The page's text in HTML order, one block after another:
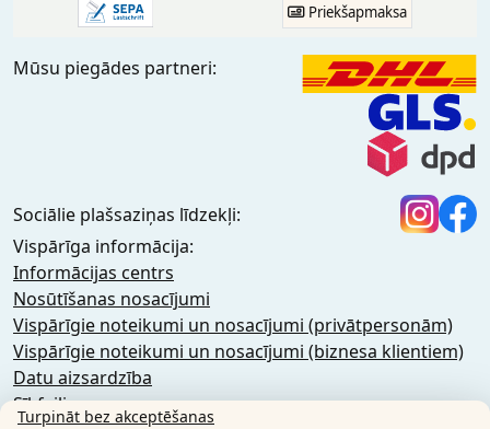
Priekšapmaksa
Mūsu piegādes partneri:
Sociālie plašsaziņas līdzekļi:
Vispārīga informācija:
Informācijas centrs
Nosūtīšanas nosacījumi
Vispārīgie noteikumi un nosacījumi (privātpersonām)
Vispārīgie noteikumi un nosacījumi (biznesa klientiem)
Datu aizsardzība
Sīkfaili
Turpināt bez akceptēšanas